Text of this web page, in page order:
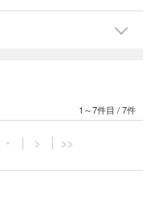
1～7件目 /7件
・ > >>